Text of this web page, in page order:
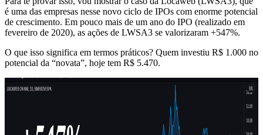
é uma das empresas nesse novo ciclo de IPOs com enorme potencial
de crescimento. Em pouco mais de um ano do IPO (realizado em
fevereiro de 2020), as ações de LWSA3 se valorizaram +547%.
O que isso significa em termos práticos? Quem investiu R$ 1.000 no
potencial da “novata”, hoje tem R$ 5.470.